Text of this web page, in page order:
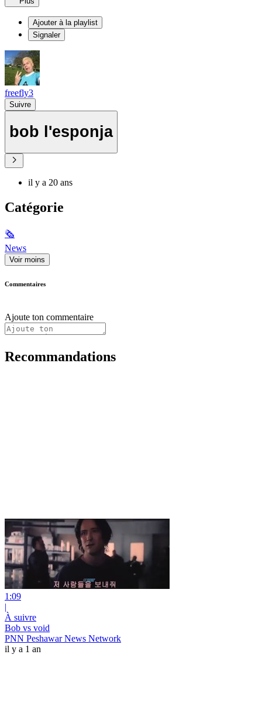
Ajouter à la playlist
Signaler
freefly3
Suivre
bob l'esponja
il y a 20 ans
Catégorie
🗞
News
Voir moins
Commentaires
Ajoute ton commentaire
Recommandations
1:09
|
À suivre
Bob vs void
PNN Peshawar News Network
il y a 1 an